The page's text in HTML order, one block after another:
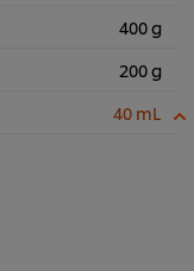
400 g
200 g
40 mL